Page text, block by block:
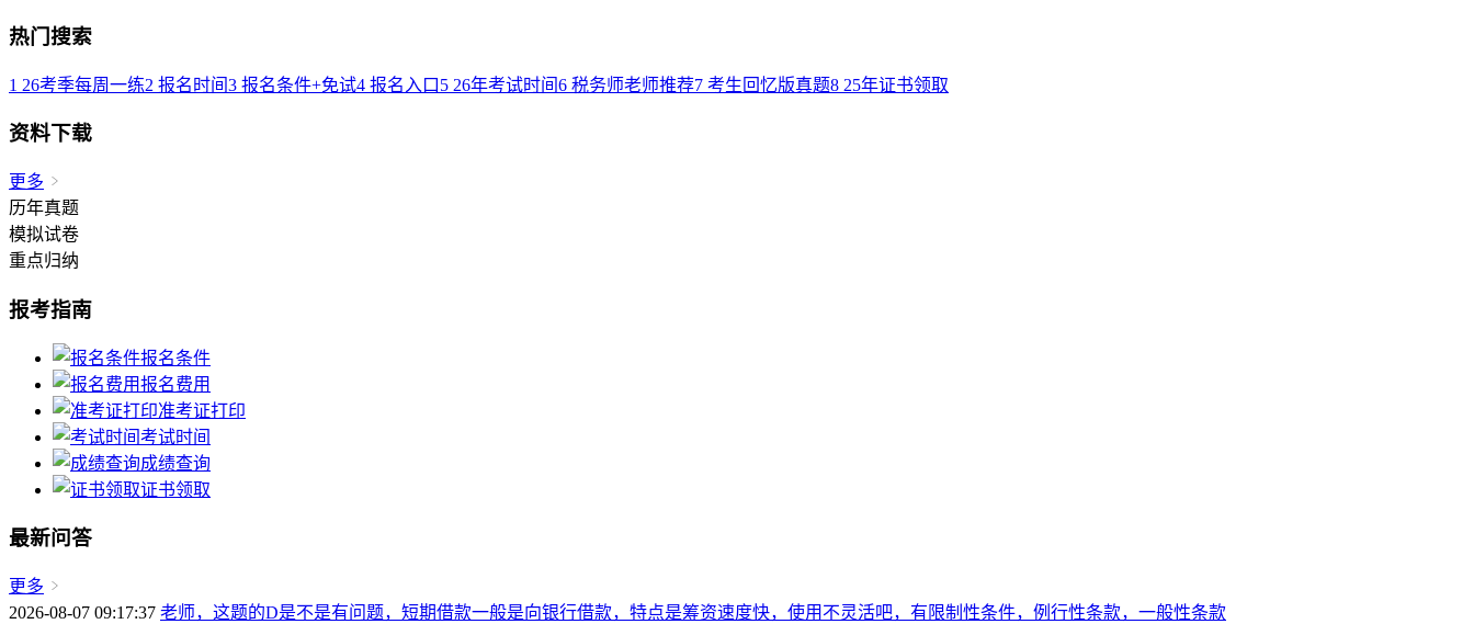
热门搜索
1 26考季每周一练2 报名时间3 报名条件+免试4 报名入口 5 26年考试时间6 税务师老师推荐7 考生回忆版真题8 25年证书领取
资料下载
更多
历年真题
模拟试卷
重点归纳
报考指南
报名条件
报名费用
准考证打印
考试时间
成绩查询
证书领取
最新问答
更多
2026-08-07 09:17:37 老师，这题的D是不是有问题，短期借款一般是向银行借款，特点是筹资速度快，使用不灵活吧，有限制性条件，例行性条款，一般性条款